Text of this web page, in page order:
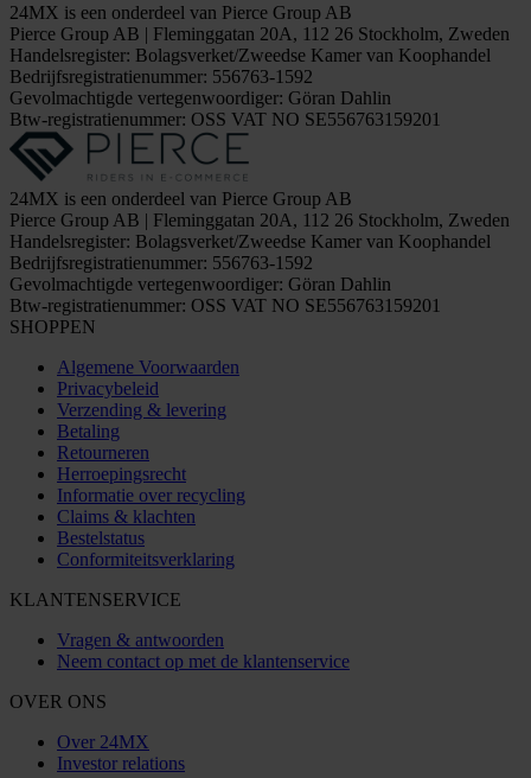
24MX is een onderdeel van Pierce Group AB
Pierce Group AB | Fleminggatan 20A, 112 26 Stockholm, Zweden
Handelsregister: Bolagsverket/Zweedse Kamer van Koophandel
Bedrijfsregistratienummer: 556763-1592
Gevolmachtigde vertegenwoordiger: Göran Dahlin
Btw-registratienummer: OSS VAT NO SE556763159201
24MX is een onderdeel van Pierce Group AB
Pierce Group AB | Fleminggatan 20A, 112 26 Stockholm, Zweden
Handelsregister: Bolagsverket/Zweedse Kamer van Koophandel
Bedrijfsregistratienummer: 556763-1592
Gevolmachtigde vertegenwoordiger: Göran Dahlin
Btw-registratienummer: OSS VAT NO SE556763159201
SHOPPEN
Algemene Voorwaarden
Privacybeleid
Verzending & levering
Betaling
Retourneren
Herroepingsrecht
Informatie over recycling
Claims & klachten
Bestelstatus
Conformiteitsverklaring
KLANTENSERVICE
Vragen & antwoorden
Neem contact op met de klantenservice
OVER ONS
Over 24MX
Investor relations